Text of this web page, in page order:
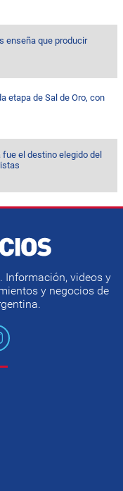
enseña que producir
etapa de Sal de Oro, con
el destino elegido del
Información, videos y
y negocios de